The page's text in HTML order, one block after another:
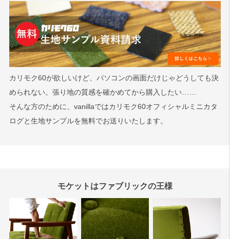
カリモク60が欲しいけど、パソコンの画面だけじゃどうしても決
められない。張り地の質感を確かめてから購入したい……
そんな方のために、vanillaではカリモク60オフィシャルミニカタ
ログと生地サンプルを無料でお送りいたします。
モケットはファブリックの王様